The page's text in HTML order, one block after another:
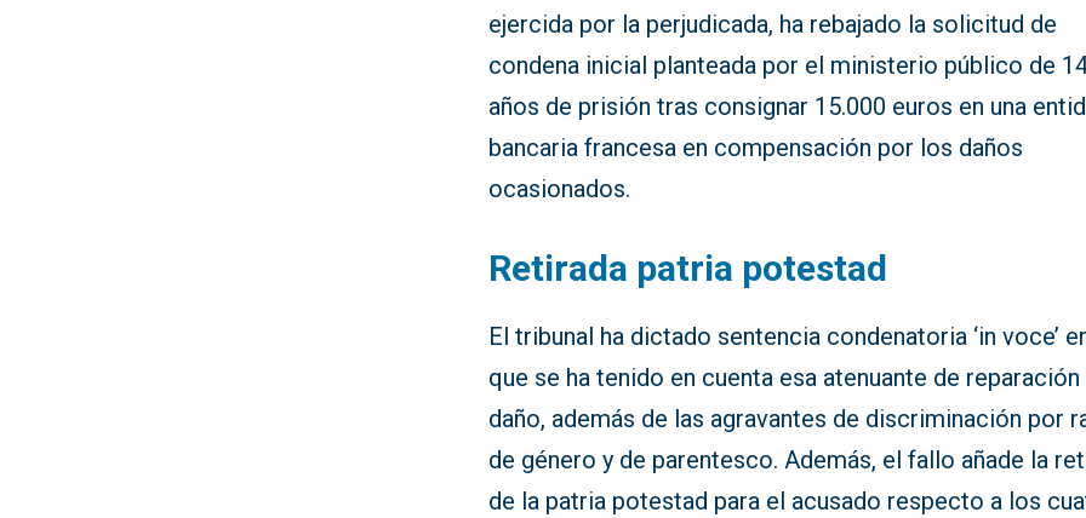
ejercida por la perjudicada, ha rebajado la solicitud de
condena inicial planteada por el ministerio público de
años de prisión tras consignar 15.000 euros en una
bancaria francesa en compensación por los daños
ocasionados.
Retirada patria potestad
El tribunal ha dictado sentencia condenatoria ‘in voce’
que se ha tenido en cuenta esa atenuante de reparación
daño, además de las agravantes de discriminación por
de género y de parentesco. Además, el fallo añade la
de la patria potestad para el acusado respecto a los